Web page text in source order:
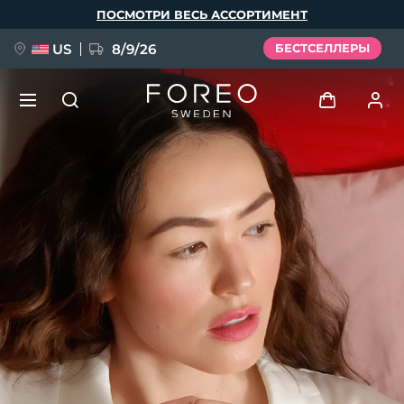
ПОСМОТРИ ВЕСЬ АССОРТИМЕНТ
US 8/9/26 БЕСТСЕЛЛЕРЫ
Войти
Профиль пользователя
Мои приборы
Мои заказы
Мои адреса
Мои подписки
FAQ™ Pure Beauty-Tech Elixir
BREAKING NEWS
issa™ Teeth Whitening Set
Язык
English Deutsch
Español
Français
Português
Polski
Svenska
Русский
Türkçe
简体中文 繁體中文